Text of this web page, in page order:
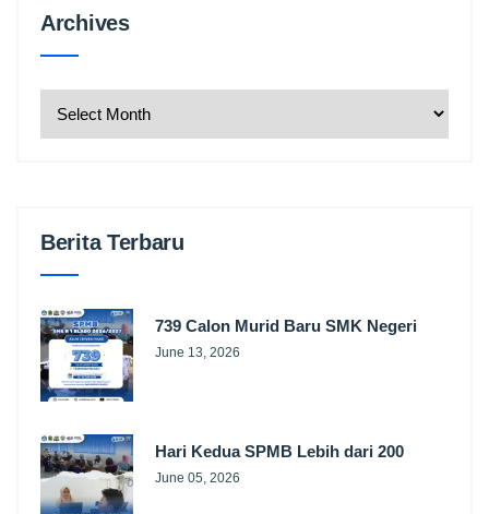
ArchivesArchives
Berita Terbaru
739 Calon Murid Baru SMK Negeri
June 13, 2026
Hari Kedua SPMB Lebih dari 200
June 05, 2026